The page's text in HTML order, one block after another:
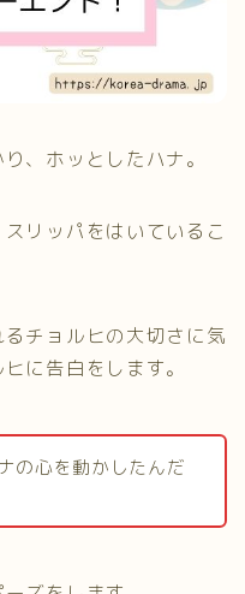
、ホッとしたハナ。
リッパをはいているこ
チョルヒの大切さに気
に告白をします。
の心を動かしたんだ